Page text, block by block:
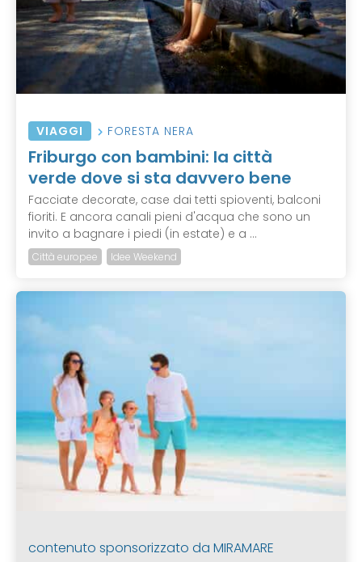
VIAGGI FORESTA NERA
Friburgo con bambini: la città
verde dove si sta davvero bene
Facciate decorate, case dai tetti spioventi, balconi
fioriti. E ancora canali pieni d'acqua che sono un
invito a bagnare i piedi (in estate) e a ...
Città europee Idee Weekend
contenuto sponsorizzato da MIRAMARE